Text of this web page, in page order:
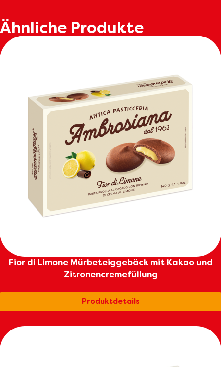
Ähnliche Produkte
Fior di Limone Mürbeteiggebäck mit Kakao und
Zitronencremefüllung
Produktdetails